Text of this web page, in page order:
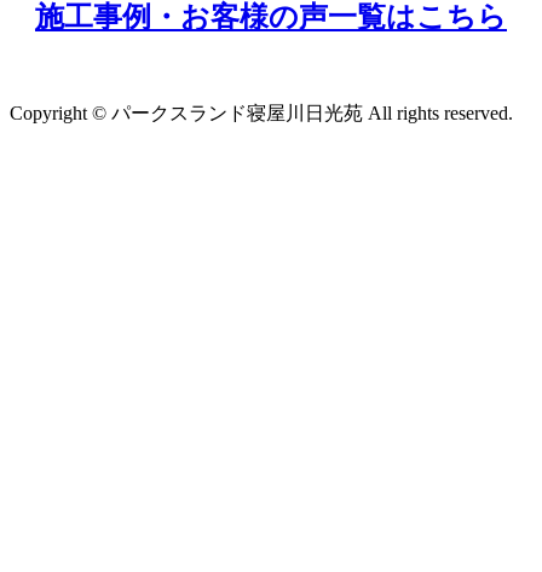
施工事例・お客様の声一覧はこちら
Copyright © パークスランド寝屋川日光苑 All rights reserved.